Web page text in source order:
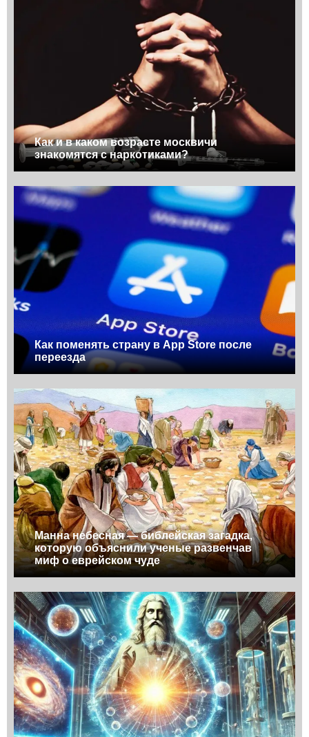
Как и в каком возрасте москвичи
знакомятся с наркотиками?
Как поменять страну в App Store после
переезда
Манна небесная — библейская загадка,
которую объяснили ученые развенчав
миф о еврейском чуде